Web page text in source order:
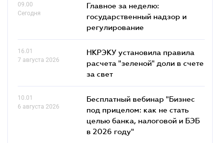
09.00
Сегодня
Главное за неделю:
государственный надзор и
регулирование
16.01
7 августа 2026
НКРЭКУ установила правила
расчета "зеленой" доли в счете
за свет
10.01
6 августа 2026
Бесплатный вебинар "Бизнес
под прицелом: как не стать
целью банка, налоговой и БЭБ
в 2026 году"